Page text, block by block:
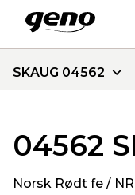
SKAUG 04562
04562
Norsk Rødt fe /